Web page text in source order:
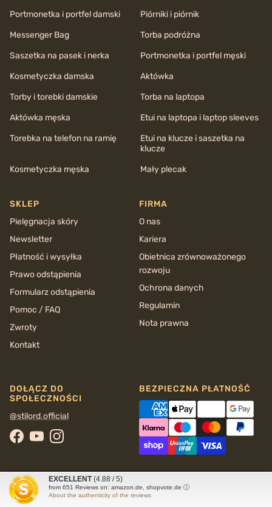
Portmonetka i portfel damski
Piórniki i piórnik
Messenger Bag
Torba podróżna
Saszetka na pasek i nerka
Portmonetka i portfel męski
Kosmetyczka damska
Aktówka
Torby i torebki damskie
Torba na laptopa
Aktówka męska
Etui na laptopa i laptop sleeves
Torebka na telefon na ramię
Etui na klucze i saszetka na
klucze
Kosmetyczka męska
Mały plecak
SKLEP
Pielęgnacja skóry
Newsletter
Płatność i wysyłka
Prawo odstąpienia
Formularz odstąpienia
Pomoc / FAQ
Zwroty
Kontakt
FIRMA
O nas
Kariera
Obietnica zrównoważonego
rozwoju
Ochrona danych
Regulamin
Nota prawna
DOŁĄCZ DO
SPOŁECZNOŚCI
@stilord.official
Facebook
YouTubeInstagram
BEZPIECZNA PŁATNOŚĆ
EXCELLENT (4.88 / 5)
from 651 Reviews on: amazon.de, shopvote.de ⓘ
About the authenticity of the reviews